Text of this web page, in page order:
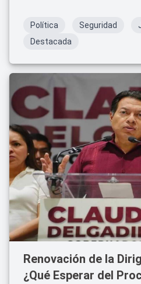
gobierno. Estas reformas,
y autonomía del Poder
debate sobre la
México.
Política Seguridad
Destacada
Renovación de la
¿Qué Esperar del